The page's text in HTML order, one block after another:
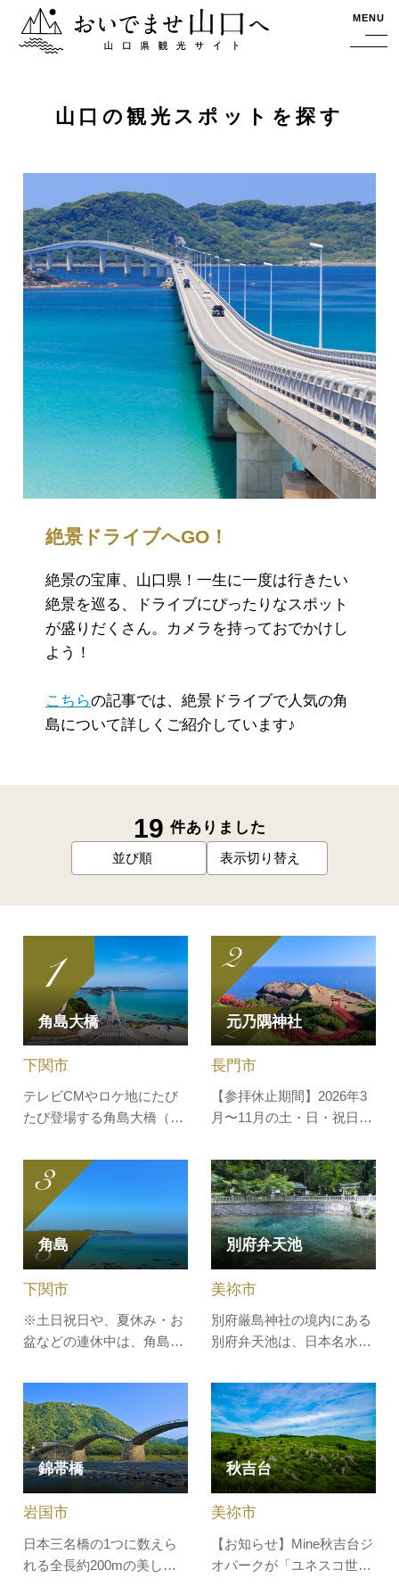
おいでませ山口へー山口県観光サイト MENU
山口の観光スポットを探す
絶景ドライブへGO！
絶景の宝庫、山口県！一生に一度は行きたい
絶景を巡る、ドライブにぴったりなスポット
が盛りだくさん。カメラを持っておでかけし
よう！
こちらの記事では、絶景ドライブで人気の角
島について詳しくご紹介しています♪
19 件ありました
並び順 表示切り替え
角島大橋
テレビCMやロケ地にたび
たび登場する角島大橋（つ
トのような白い砂浜とコバ
ルトブルーの海が広がる絶
景がSNSでも話題となり、
またたく間に日本トップク
ラスの絶景ポイントとして
紹介されるようになりまし
た。橋の長さも無料で渡れ
る一般道と…
下関市
元乃隅神社
【参拝休止期間】2026年3
月〜11月の土・日・祝日、
盆期間は参拝休止です。
※8月は8日・9日・15日・
16日以外の土日は参拝可能
です。※参拝に関する最新
情報はこちらからご確認く
ださい。【アクセス情報】
駅からのアクセス情報や駐
車場については…
長門市
角島
※土日祝日や、夏休み・お
盆などの連休中は、角島大
生が見込まれます。混雑を
避けるため、朝の時間帯の
観光もおすすめです。・角
島大橋手前のフォトスポッ
ト「海士ヶ瀬公園(あまがせ
こうえん)」の駐車場は、
24時間無料でご利用いただ
けます。…
下関市
別府弁天池
別府厳島神社の境内にある
別府弁天池は、日本名水百
ドの宝石のような美しく神
秘的な色合いに、誰もが見
入ってしまうでしょう。ド
ライブにぴったりの人気の
スポットで、近年ではイン
スタ映えスポット、パワー
スポットとしても注目を浴
びていま…
美祢市
錦帯橋
日本三名橋の1つに数えら
れる全長約200mの美しい
岩国市
秋吉台
【お知らせ】Mine秋吉台ジ
オパークが「ユネスコ世界
美祢市